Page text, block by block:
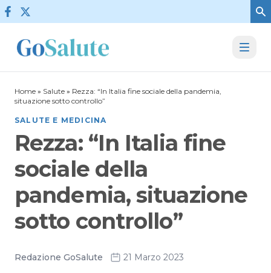
Vai al contenuto
Home » Salute » Rezza: “In Italia fine sociale della pandemia,
situazione sotto controllo”
SALUTE E MEDICINA
Rezza: “In Italia fine
sociale della
pandemia, situazione
sotto controllo”
Redazione GoSalute 21 Marzo 2023